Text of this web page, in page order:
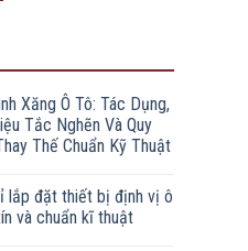
Xăng Ô Tô: Tác Dụng,
Tắc Nghẽn Và Quy
Thế Chuẩn Kỹ Thuật
lắp đặt thiết bị định vị ô
và chuẩn kĩ thuật